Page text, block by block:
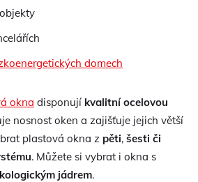
domech
okna disponují kvalitní ocelovou
nosnost oken a zajišťuje jejich větší
plastová okna z pěti, šesti či
. Můžete si vybrat i okna s
jádrem.